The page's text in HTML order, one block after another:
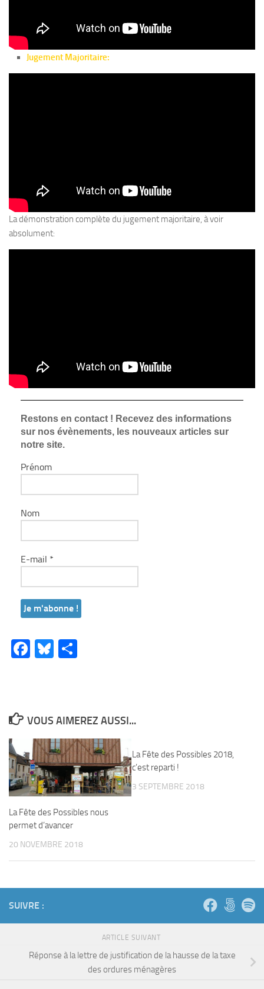
Jugement Majoritaire:
La démonstration complète du jugement majoritaire, à voir
absolument:
Restons en contact ! Recevez des informations
sur nos évènements, les nouveaux articles sur
notre site.
Prénom
Nom
E-mail *
Facebook
Bluesky
VOUS AIMEREZ AUSSI...
La Fête des Possibles nous
permet d’avancer
20 NOVEMBRE 2018
La Fête des Possibles 2018,
c’est reparti !
3 SEPTEMBRE 2018
SUIVRE :
ARTICLE SUIVANT
Réponse à la lettre de justification de la hausse de la taxe
des ordures ménagères